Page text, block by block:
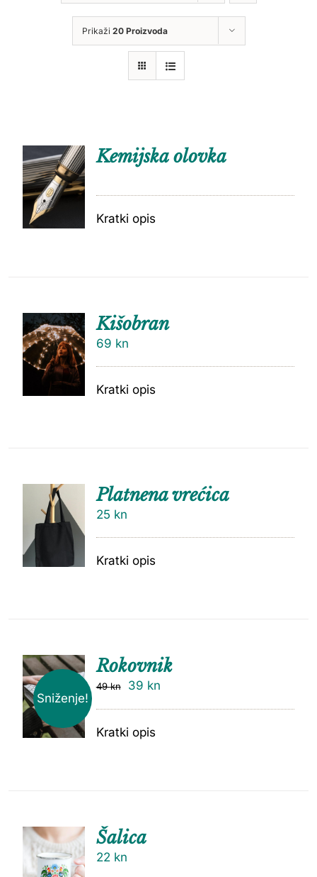
Prikaži 20 Proizvoda
Kemijska olovka
Kratki opis
DODAJ
U
KOŠARI
Kišobran
69 kn
Kratki opis
DODAJ
Platnena vrećica
25 kn
Kratki opis
Sniženje!
DODAJ
Rokovnik
49kn 39 kn
Kratki opis
DODAJ
U
KOŠARI
Šalica
22 kn